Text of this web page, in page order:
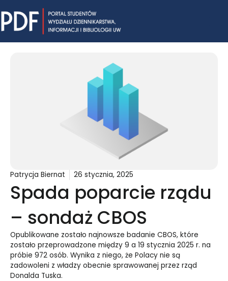
to
content
Patrycja Biernat 26 stycznia, 2025
Spada poparcie rządu
– sondaż CBOS
Opublikowane zostało najnowsze badanie CBOS, które
zostało przeprowadzone między 9 a 19 stycznia 2025 r. na
próbie 972 osób. Wynika z niego, że Polacy nie są
zadowoleni z władzy obecnie sprawowanej przez rząd
Donalda Tuska.